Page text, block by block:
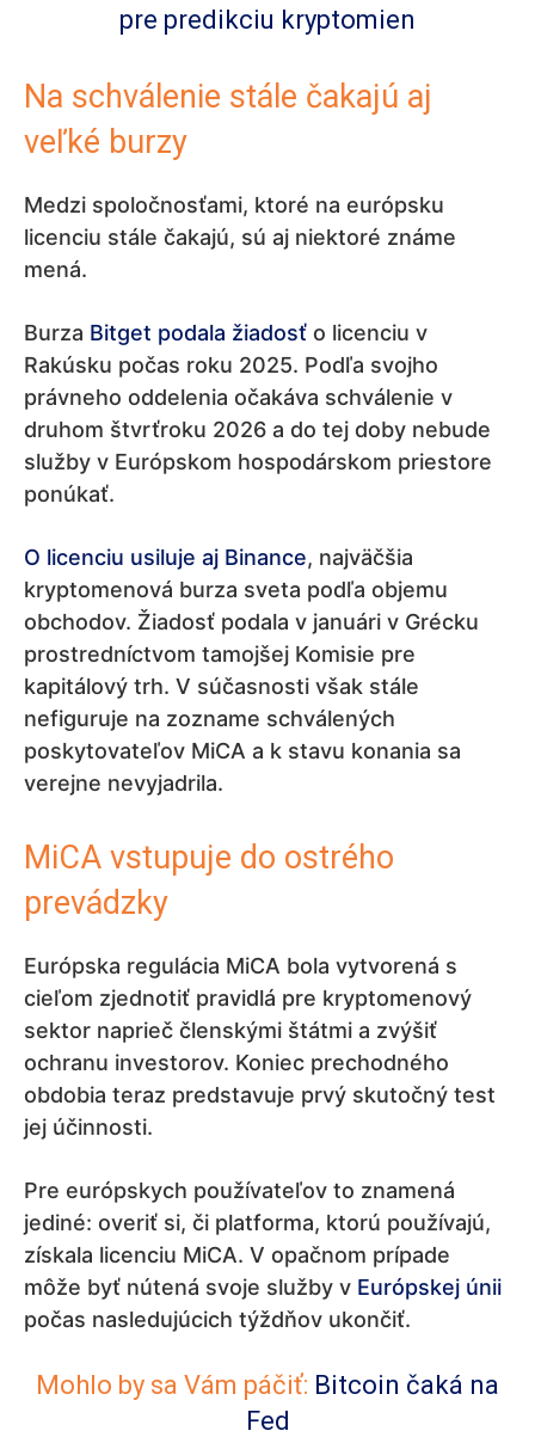
pre predikciu kryptomien
Na schválenie stále čakajú aj
veľké burzy
Medzi spoločnosťami, ktoré na európsku
licenciu stále čakajú, sú aj niektoré známe
mená.
Burza Bitget podala žiadosť o licenciu v
Rakúsku počas roku 2025. Podľa svojho
právneho oddelenia očakáva schválenie v
druhom štvrťroku 2026 a do tej doby nebude
služby v Európskom hospodárskom priestore
ponúkať.
O licenciu usiluje aj Binance, najväčšia
kryptomenová burza sveta podľa objemu
obchodov. Žiadosť podala v januári v Grécku
prostredníctvom tamojšej Komisie pre
kapitálový trh. V súčasnosti však stále
nefiguruje na zozname schválených
poskytovateľov MiCA a k stavu konania sa
verejne nevyjadrila.
MiCA vstupuje do ostrého
prevádzky
Európska regulácia MiCA bola vytvorená s
cieľom zjednotiť pravidlá pre kryptomenový
sektor naprieč členskými štátmi a zvýšiť
ochranu investorov. Koniec prechodného
obdobia teraz predstavuje prvý skutočný test
jej účinnosti.
Pre európskych používateľov to znamená
jediné: overiť si, či platforma, ktorú používajú,
získala licenciu MiCA. V opačnom prípade
môže byť nútená svoje služby v Európskej únii
počas nasledujúcich týždňov ukončiť.
Mohlo by sa Vám páčiť: Bitcoin čaká na
Fed